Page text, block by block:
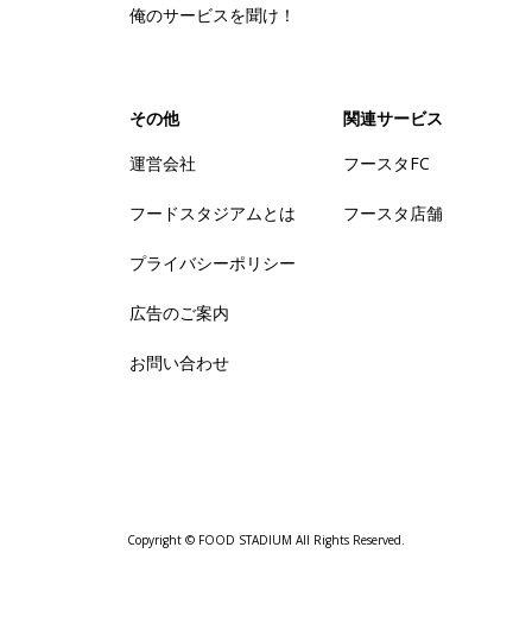
俺のサービスを聞け！
その他
運営会社
フードスタジアムとは
プライバシーポリシー
広告のご案内
お問い合わせ
関連サービス
フースタFC
フースタ店舗
Copyright © FOOD STADIUM All Rights Reserved.